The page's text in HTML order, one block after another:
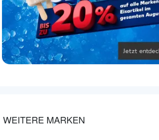
WEITERE MARKEN